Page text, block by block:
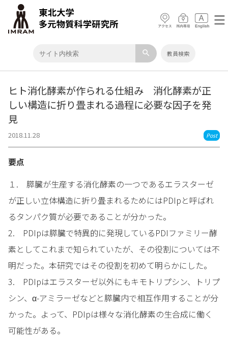
search 教員検索
ヒト消化酵素が作られる仕組み 消化酵素が正
しい構造に折り畳まれる過程に必要な因子を発
見
2018.11.28 Post
要点
１. 膵臓が生産する消化酵素の一つであるエラスターゼ
が正しい立体構造に折り畳まれるためにはPDIpと呼ばれ
るタンパク質が必要であることが分かった。
2. PDIpは膵臓で特異的に発現しているPDIファミリー酵
素としてこれまで知られていたが、その役割については不
明だった。本研究ではその役割を初めて明らかにした。
3. PDIpはエラスターゼ以外にもキモトリプシン、トリプ
シン、α-アミラーゼなどと膵臓内で相互作用することが分
かった。よって、PDIpは様々な消化酵素の生合成に働く
可能性がある。